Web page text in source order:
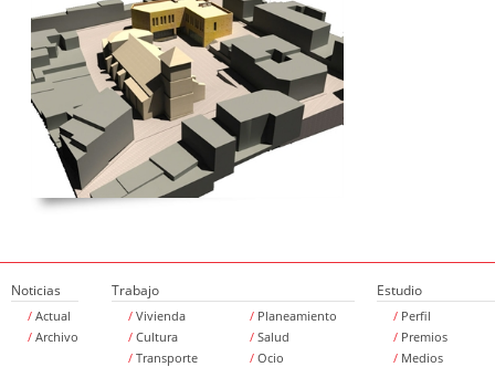
Noticias
/ Actual
/ Archivo
Trabajo
/ Vivienda / Planeamiento
/ Cultura / Salud
/ Transporte / Ocio
Estudio
/ Perfil
/ Premios
/ Medios